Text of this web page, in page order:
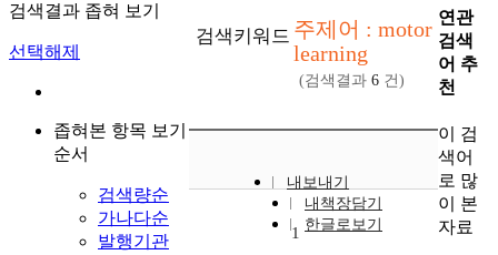
검색결과 좁혀 보기
선택해제
좁혀본 항목 보기
순서
검색량순
가나다순
발행기관
검색키워드 주제어 : motor
learning
(검색결과 6 건)
내보내기
내책장담기
한글로보기
1
연관
검색
어 추
천
이 검
색어
로 많
이 본
자료